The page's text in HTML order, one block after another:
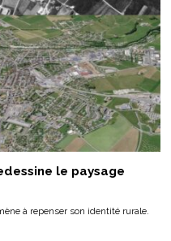
le paysage
à repenser son identité rurale.